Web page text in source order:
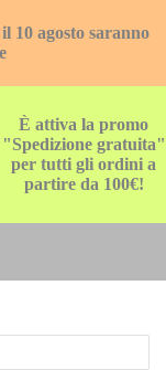
10 agosto saranno
È attiva la promo
"Spedizione gratuita"
per tutti gli ordini a
partire da 100€!